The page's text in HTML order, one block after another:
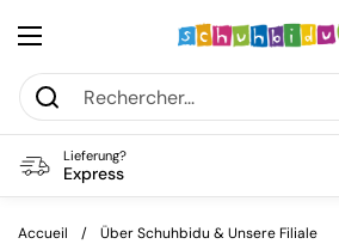
Ouvrir le menu
Lieferung?
Express
Accueil / Über Schuhbidu & Unsere Filiale